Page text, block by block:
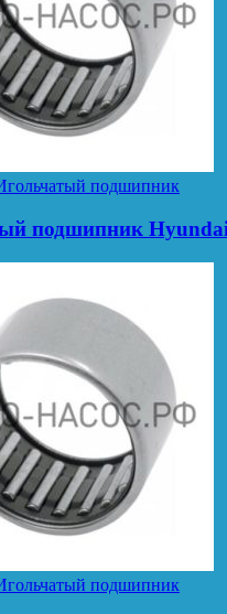
подшипник
подшипник
подшипник